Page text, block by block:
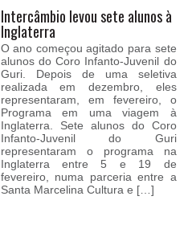
Intercâmbio levou sete alunos à
Inglaterra
O ano começou agitado para sete
alunos do Coro Infanto-Juvenil do
Guri. Depois de uma seletiva
realizada em dezembro, eles
representaram, em fevereiro, o
Programa em uma viagem à
Inglaterra. Sete alunos do Coro
Infanto-Juvenil do Guri
representaram o programa na
Inglaterra entre 5 e 19 de
fevereiro, numa parceria entre a
Santa Marcelina Cultura e […]